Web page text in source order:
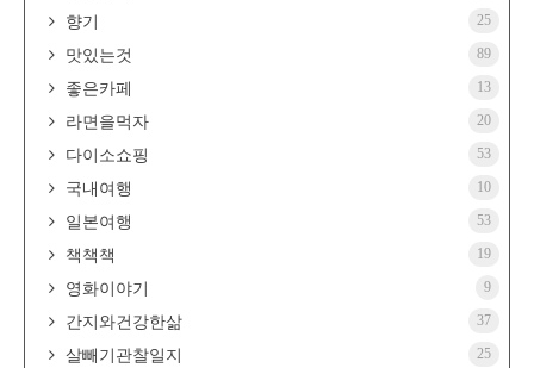
향기 25
맛있는것 89
좋은카페 13
라면을먹자 20
다이소쇼핑 53
국내여행 10
일본여행 53
책책책 19
영화이야기 9
간지와건강한삶 37
살빼기관찰일지 25